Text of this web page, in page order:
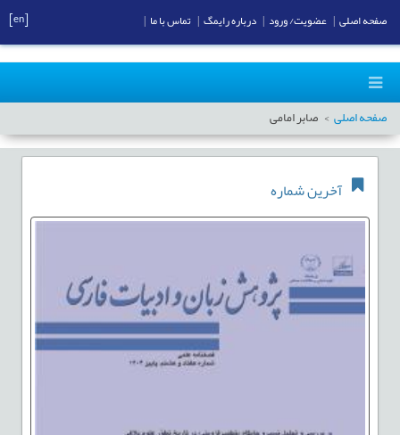
صفحه اصلی صابر امامی
آخرین شماره
صفحه اصلی عضویت/ ورود درباره رایمگ تماس با ما